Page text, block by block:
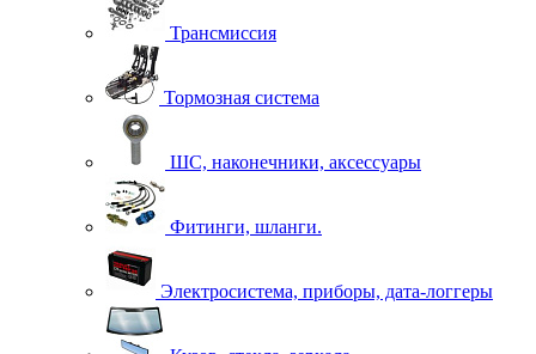
Трансмиссия
Тормозная система
ШС, наконечники, аксессуары
Фитинги, шланги.
Электросистема, приборы, дата-логгеры